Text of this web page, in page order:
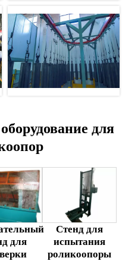
для
для
Стенд для
испытания
роликоопоры